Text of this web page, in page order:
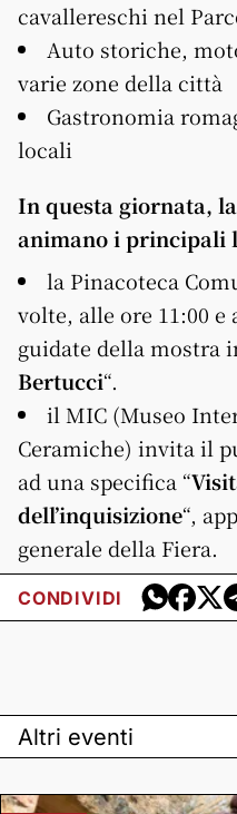
cavallereschi nel
Auto storiche,
varie zone della città
Gastronomia
locali
In questa giornata,
animano i principali
la Pinacoteca
volte, alle ore 11:00 e
guidate della mostra
Bertucci“.
il MIC (Museo
Ceramiche) invita il
ad una specifica “
dell’inquisizione“,
generale della Fiera.
CONDIVIDI
Altri eventi